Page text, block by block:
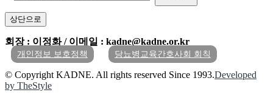
상단으로
회장 : 이정화 / 이메일 : kadne@kadne.or.kr
개인정보 보호정책 당뇨병교육간호사회 회칙
© Copyright KADNE. All rights reserved Since 1993.Developed
by TheStyle